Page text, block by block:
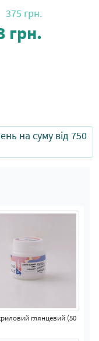
375 грн.
грн.
на суму від 750
глянцевий (50